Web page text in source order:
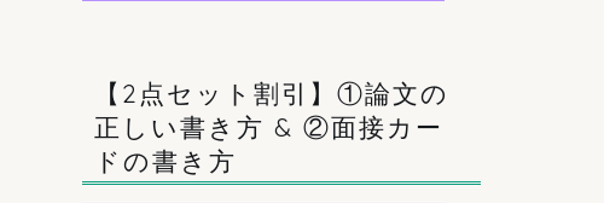
【2点セット割引】①論文の
正しい書き方 & ②面接カー
ドの書き方